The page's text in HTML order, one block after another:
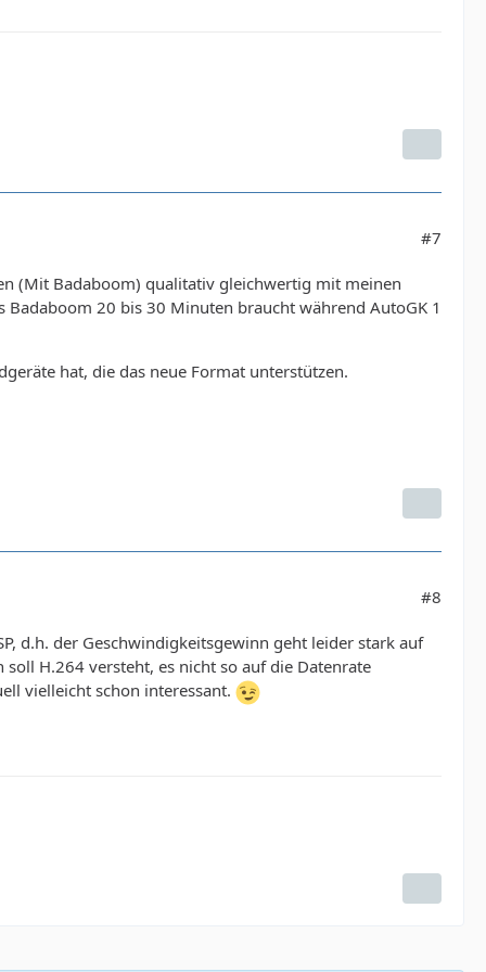
#7
(Mit Badaboom) qualitativ gleichwertig mit meinen
20 bis 30 Minuten braucht während AutoGK 1
hat, die das neue Format unterstützen.
#8
d.h. der Geschwindigkeitsgewinn geht leider stark auf
H.264 versteht, es nicht so auf die Datenrate
vielleicht schon interessant.